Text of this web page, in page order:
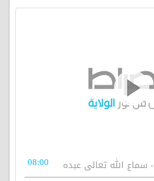
08:00